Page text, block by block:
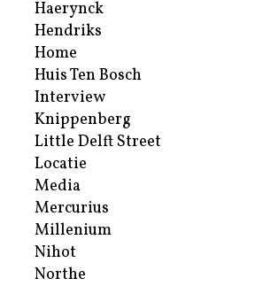
Haerynck
Hendriks
Home
Huis Ten Bosch
Interview
Knippenberg
Little Delft Street
Locatie
Media
Mercurius
Millenium
Nihot
Northe